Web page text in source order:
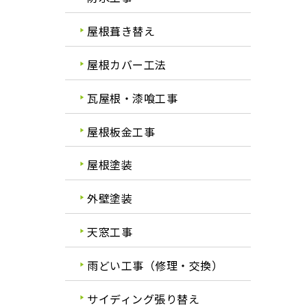
屋根葺き替え
屋根カバー工法
瓦屋根・漆喰工事
屋根板金工事
屋根塗装
外壁塗装
天窓工事
雨どい工事（修理・交換）
サイディング張り替え